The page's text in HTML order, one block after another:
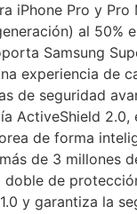
iPhone Pro y Pro
al 50%
Samsung
experiencia de
de seguridad
ActiveShield 2.0,
de forma
de 3 millones
doble de
y garantiza la